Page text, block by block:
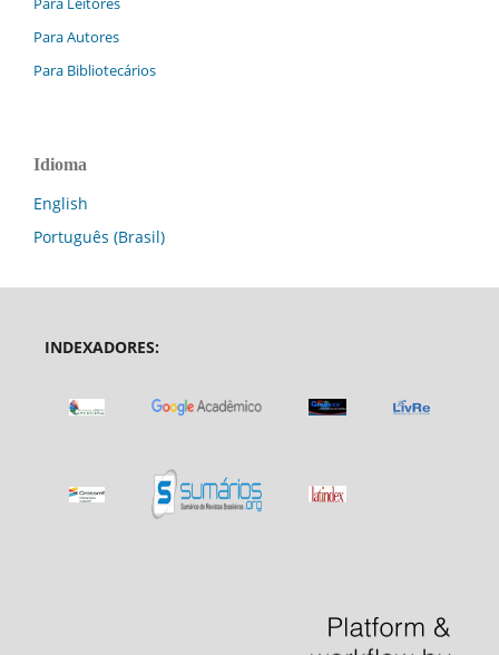
Para Autores
Para Bibliotecários
Idioma
English
Português (Brasil)
INDEXADORES: